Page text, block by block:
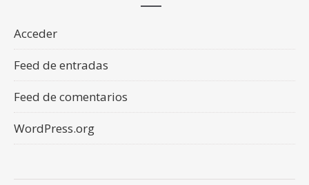
Acceder
Feed de entradas
Feed de comentarios
WordPress.org